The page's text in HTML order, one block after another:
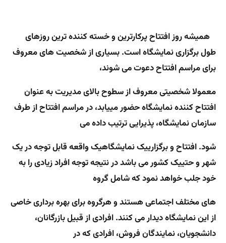
همیشه روز افتتاح پرکارترین و خسته کننده ترین روزهای
طول برگزاری نمایشگاه است. بسیاری از شخصیت های معروف
برای مراسم افتتاح دعوت می شوند،
معمولا شخصیتی معروف از سطوح بالای مدیریت به عنوان
افتتاح کننده نمایشگاه حضور مییابد، در مراسم افتتاح از طرف
سازمان نمایشگاه، پذیرایی ترتیب داده می
شود. افتتاح و برگزارییک نمایشگاهیک واقعه قابل توجه در یک
شهر و حتییک کشور می باشد در نتیجه توجه افراد زیادی را به
خود جلب خواهد نمود که شامل گروه
های مختلف اجتماعی هستند و هرگروه برای بهره برداری خاصی
از این نمایشگاه دیدار می کنند. افرادی از قبیل بازرگانان،
دانشجویان، نمایندگان فروش، افرادی که در